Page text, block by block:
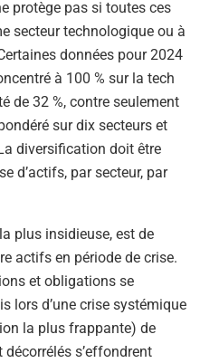
protège pas si toutes ces
secteur technologique ou à
données pour 2024
à 100 % sur la tech
de 32 %, contre seulement
sur dix secteurs et
diversification doit être
d’actifs, par secteur, par
plus insidieuse, est de
actifs en période de crise.
et obligations se
lors d’une crise systémique
la plus frappante) de
s’effondrent